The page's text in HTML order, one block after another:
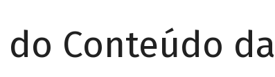
Conteúdo da